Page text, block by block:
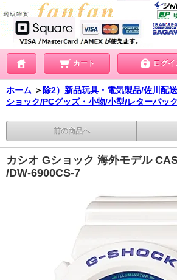
カート ログイ
ホーム ＞ 除2）新品玩具・電気製品/佐川配
ショック/PCグッズ・小物/小型/レターパッ
前の商品へ
カシオ Gショック 海外モデル
/DW-6900CS-7